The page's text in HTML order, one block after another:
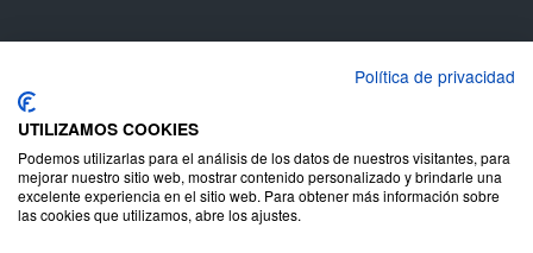
English (UK)
Política de privacidad
UTILIZAMOS COOKIES
Podemos utilizarlas para el análisis de los datos de nuestros visitantes, para
mejorar nuestro sitio web, mostrar contenido personalizado y brindarle una
excelente experiencia en el sitio web. Para obtener más información sobre
las cookies que utilizamos, abre los ajustes.